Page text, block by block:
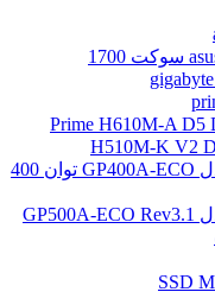
منبع تغذیه کامپیوتر گرین مدل GP400A-ECO توان 400
منبع تغذیه کامپیوتر گرین مدل GP500A-ECO Rev3.1